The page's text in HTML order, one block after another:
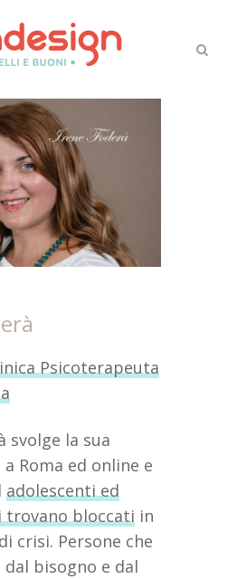
Psicoterapeuta
svolge la sua
Roma ed online e
adolescenti ed
trovano bloccati in
crisi. Persone che
dal bisogno e dal